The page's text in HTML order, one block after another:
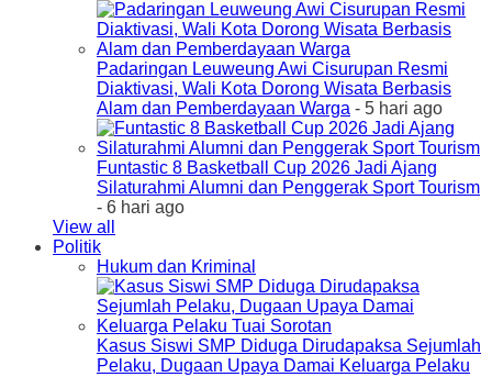
Padaringan Leuweung Awi Cisurupan Resmi
Diaktivasi, Wali Kota Dorong Wisata Berbasis
Alam dan Pemberdayaan Warga - 5 hari ago
Funtastic 8 Basketball Cup 2026 Jadi Ajang
Silaturahmi Alumni dan Penggerak Sport Tourism
- 6 hari ago
View all
Politik
Hukum dan Kriminal
Kasus Siswi SMP Diduga Dirudapaksa Sejumlah
Pelaku, Dugaan Upaya Damai Keluarga Pelaku